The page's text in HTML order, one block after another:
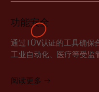
功能安全
通过TÜV认证的工具确保
工业自动化、医疗等受监
阅读更多